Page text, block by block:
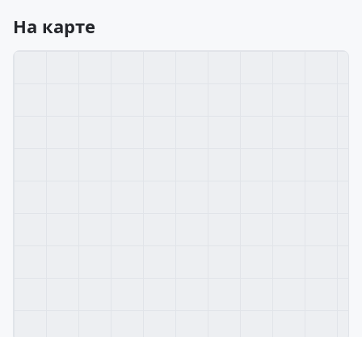
На карте